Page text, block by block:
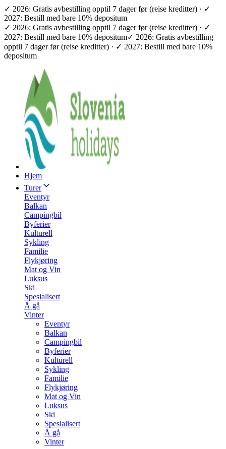
✓ 2026: Gratis avbestilling opptil 7 dager før (reise kreditter) · ✓
2027: Bestill med bare 10% depositum
✓ 2026: Gratis avbestilling opptil 7 dager før (reise kreditter) · ✓
2027: Bestill med bare 10% depositum✓ 2026: Gratis avbestilling
opptil 7 dager før (reise kreditter) · ✓ 2027: Bestill med bare 10%
depositum
Hjem
Turer
Eventyr
Balkan
Campingbil
Byferier
Kulturell
Sykling
Familie
Flykjøring
Mat og Vin
Luksus
Ski
Spesialisert
Å gå
Vinter
Eventyr
Balkan
Campingbil
Byferier
Kulturell
Sykling
Familie
Flykjøring
Mat og Vin
Luksus
Ski
Spesialisert
Å gå
Vinter